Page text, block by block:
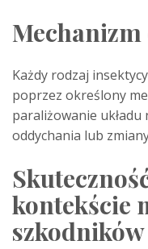
Mechanizm
Każdy rodzaj
poprzez określony
paraliżowanie
oddychania lub
kontekście
szkodników